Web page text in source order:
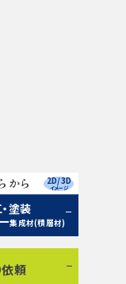
から
塗装
集成材(積層材)
2D/3D
イメージ
頼